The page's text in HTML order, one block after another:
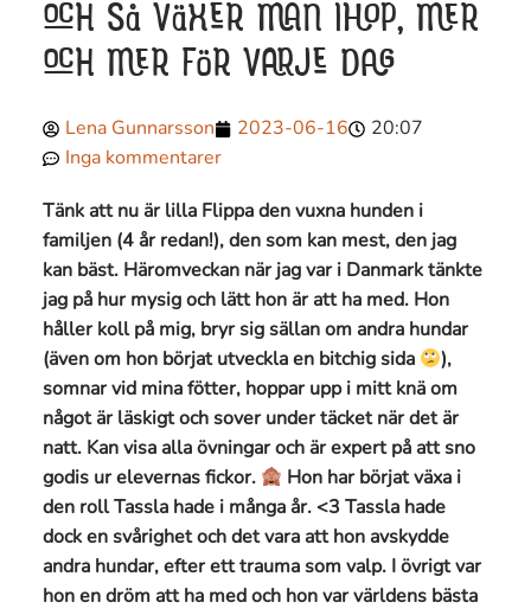
OCH SÅ VÄXER MAN IHOP, MER
OCH MER FÖR VARJE DAG
Lena Gunnarsson 2023-06-16
20:07
Inga kommentarer
Tänk att nu är lilla Flippa den vuxna hunden i
familjen (4 år redan!), den som kan mest, den jag
kan bäst. Häromveckan när jag var i Danmark tänkte
jag på hur mysig och lätt hon är att ha med. Hon
håller koll på mig, bryr sig sällan om andra hundar
(även om hon börjat utveckla en bitchig sida
),
somnar vid mina fötter, hoppar upp i mitt knä om
något är läskigt och sover under täcket när det är
natt. Kan visa alla övningar och är expert på att sno
godis ur elevernas fickor.
Hon har börjat växa i
den roll Tassla hade i många år. <3 Tassla hade
dock en svårighet och det vara att hon avskydde
andra hundar, efter ett trauma som valp. I övrigt var
hon en dröm att ha med och hon var världens bästa